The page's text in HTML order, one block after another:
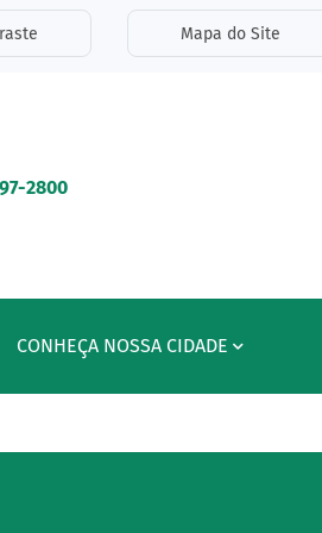
de Mapa do Site
2800
CONHEÇA NOSSA CIDADE